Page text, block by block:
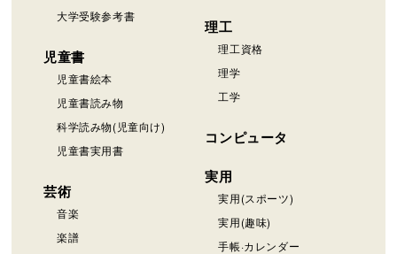
大学受験参考書
児童書
児童書絵本
児童書読み物
科学読み物(児童向け)
児童書実用書
芸術
音楽
楽譜
理工
理工資格
理学
工学
コンピュータ
実用
実用(スポーツ)
実用(趣味)
手帳·カレンダー